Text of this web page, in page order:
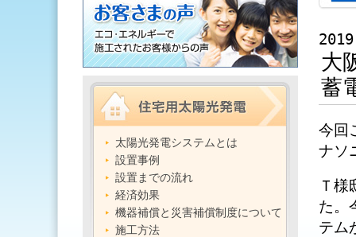
太陽光発電システムとは
設置事例
設置までの流れ
経済効果
機器補償と災害補償制度について
施工方法
大
蓄
今回
ナソ
Ｔ様
た。
テム